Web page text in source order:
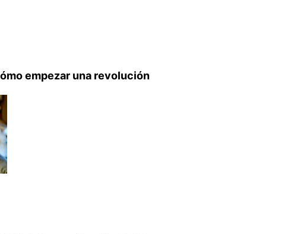
empezar una revolución